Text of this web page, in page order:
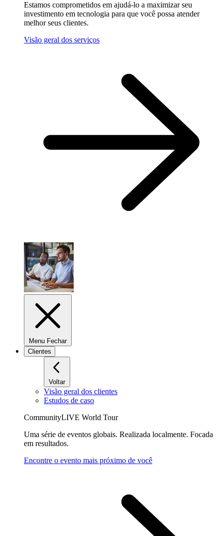
Estamos comprometidos em ajudá-lo a maximizar seu
investimento em tecnologia para que você possa atender
melhor seus clientes.
Visão geral dos serviços
Menu Fechar
Clientes
Voltar
Visão geral dos clientes
Estudos de caso
CommunityLIVE World Tour
Uma série de eventos globais. Realizada localmente. Focada
em resultados.
Encontre o evento mais próximo de você